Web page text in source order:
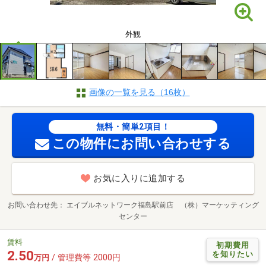
外観
画像の一覧を見る（16枚）
無料・簡単2項目！
この物件にお問い合わせする
お気に入りに追加する
お問い合わせ先
エイブルネットワーク福島駅前店 （株）マーケッティング
センター
初期費用
を知りたい
賃料
2.50万円 / 管理費等 2000円